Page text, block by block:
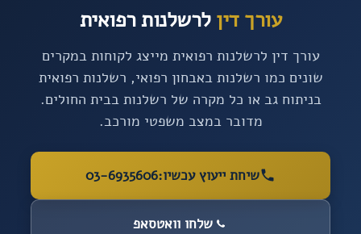
עורך דין לרשלנות רפואית
עורך דין לרשלנות רפואית מייצג לקוחות במקרים
שונים כמו רשלנות באבחון רפואי, רשלנות רפואית
בניתוח גב או כל מקרה של רשלנות בבית החולים.
מדובר במצב משפטי מורכב.
שיחת ייעוץ עכשיו:03-6935606
שלחו וואטסאפ